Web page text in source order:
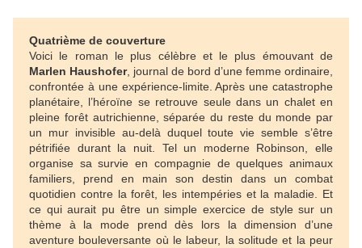
Quatrième de couverture
Voici le roman le plus célèbre et le plus émouvant de
Marlen Haushofer, journal de bord d’une femme ordinaire,
confrontée à une expérience-limite. Après une catastrophe
planétaire, l’héroïne se retrouve seule dans un chalet en
pleine forêt autrichienne, séparée du reste du monde par
un mur invisible au-delà duquel toute vie semble s’être
pétrifiée durant la nuit. Tel un moderne Robinson, elle
organise sa survie en compagnie de quelques animaux
familiers, prend en main son destin dans un combat
quotidien contre la forêt, les intempéries et la maladie. Et
ce qui aurait pu être un simple exercice de style sur un
thème à la mode prend dès lors la dimension d’une
aventure bouleversante où le labeur, la solitude et la peur